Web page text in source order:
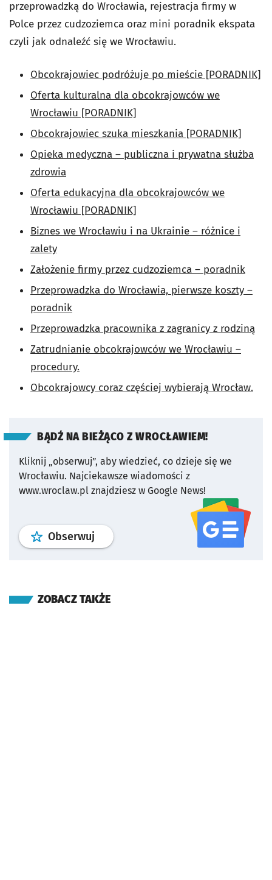
przeprowadzką do Wrocławia, rejestracja firmy w
Polce przez cudzoziemca oraz mini poradnik ekspata
czyli jak odnaleźć się we Wrocławiu.
Obcokrajowiec podróżuje po mieście [PORADNIK]
Oferta kulturalna dla obcokrajowców we
Wrocławiu [PORADNIK]
Obcokrajowiec szuka mieszkania [PORADNIK]
Opieka medyczna – publiczna i prywatna służba
zdrowia
Oferta edukacyjna dla obcokrajowców we
Wrocławiu [PORADNIK]
Biznes we Wrocławiu i na Ukrainie – różnice i
zalety
Założenie firmy przez cudzoziemca – poradnik
Przeprowadzka do Wrocławia, pierwsze koszty –
poradnik
Przeprowadzka pracownika z zagranicy z rodziną
Zatrudnianie obcokrajowców we Wrocławiu –
procedury.
Obcokrajowcy coraz częściej wybierają Wrocław.
BĄDŹ NA BIEŻĄCO Z WROCŁAWIEM!
Kliknij „obserwuj”, aby wiedzieć, co dzieje się we
Wrocławiu. Najciekawsze wiadomości z
www.wroclaw.pl znajdziesz w Google News!
Obserwuj profil serwisu
ZOBACZ TAKŻE